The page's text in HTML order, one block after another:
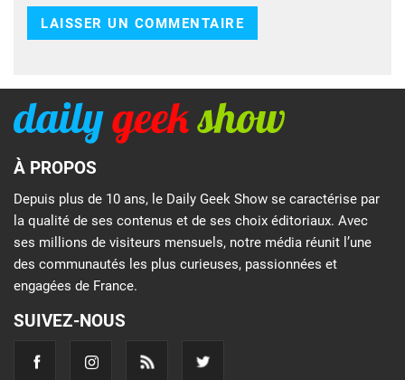
À PROPOS
Depuis plus de 10 ans, le Daily Geek Show se caractérise par
la qualité de ses contenus et de ses choix éditoriaux. Avec
ses millions de visiteurs mensuels, notre média réunit l’une
des communautés les plus curieuses, passionnées et
engagées de France.
SUIVEZ-NOUS